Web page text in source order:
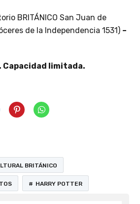
BRITÁNICO San Juan de
de la Independencia 1531) –
limitada.
BRITÁNICO
HARRY POTTER